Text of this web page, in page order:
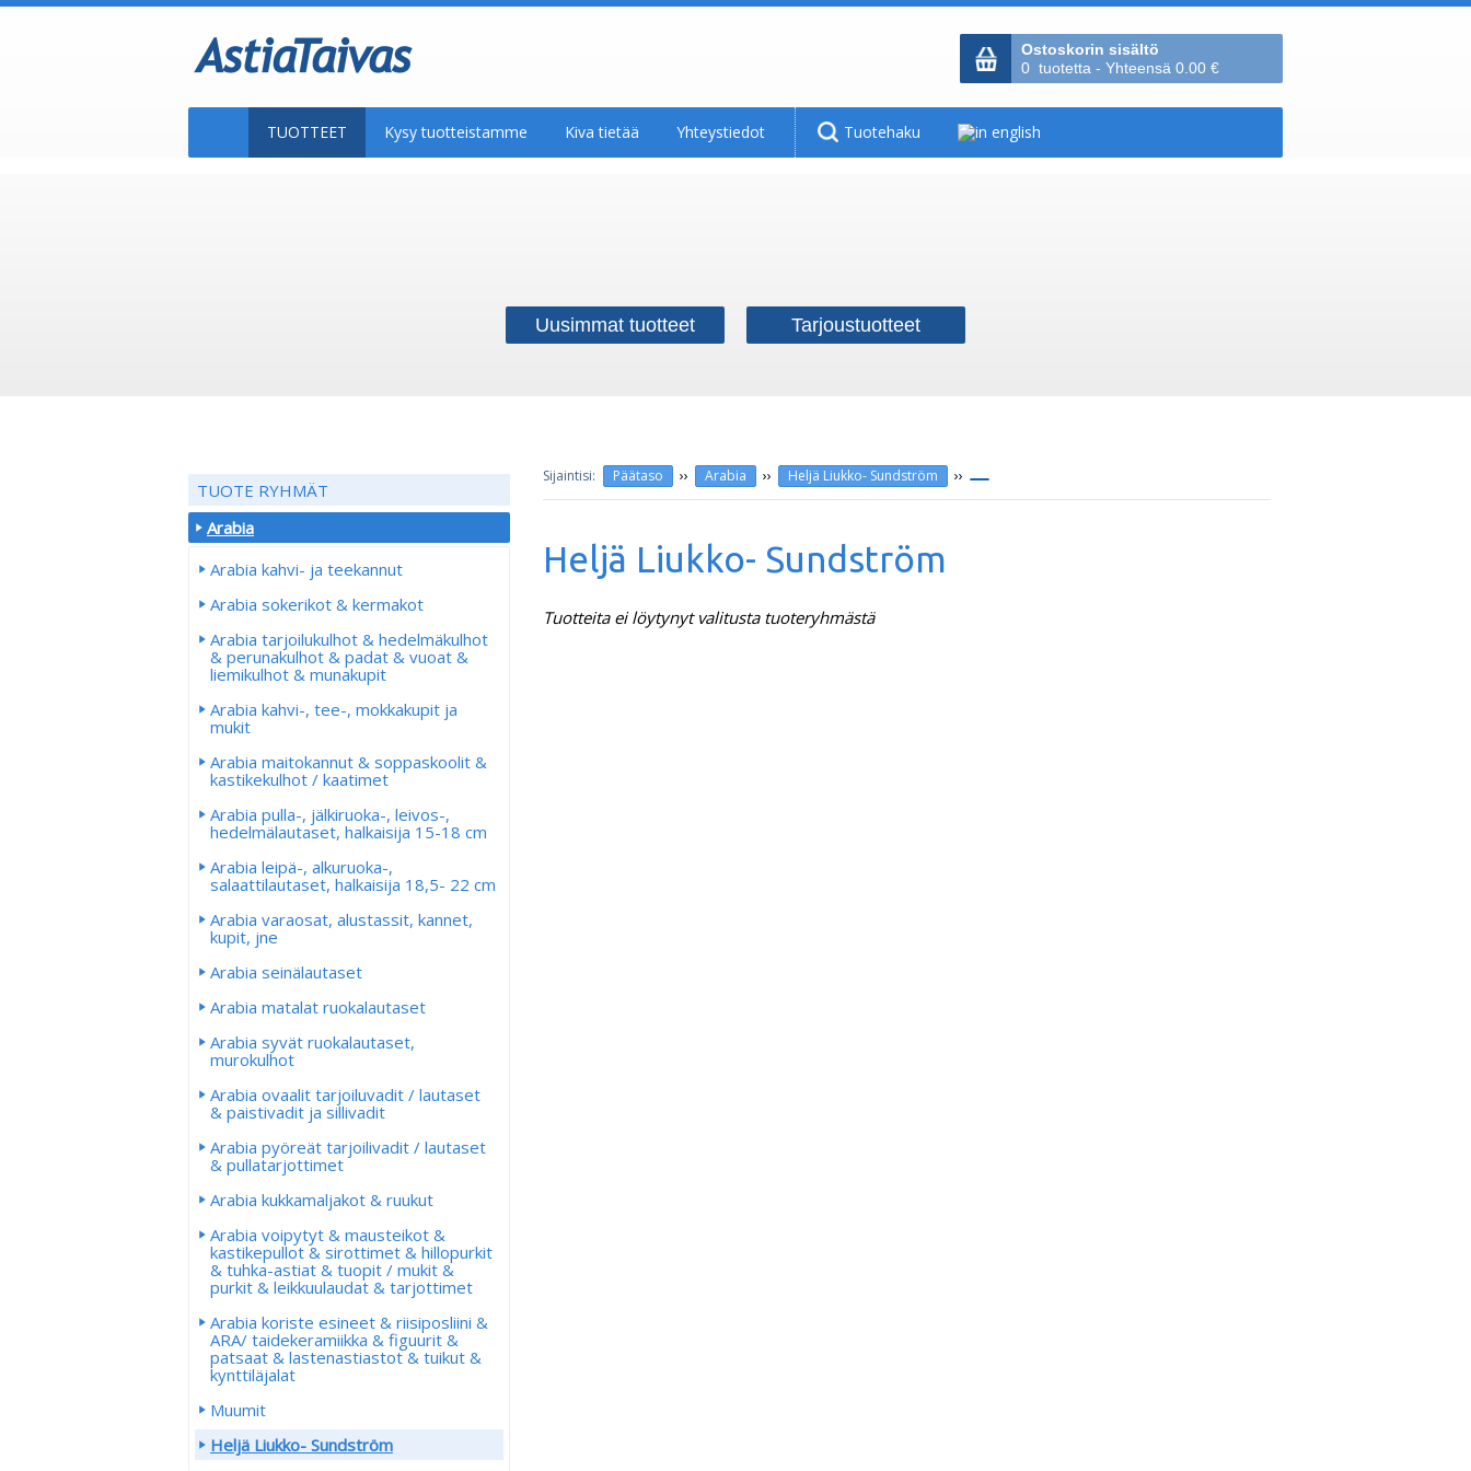
Ostoskorin sisältö
0 tuotetta - Yhteensä 0.00 €
TUOTTEET Kysy tuotteistamme Kiva tietää Yhteystiedot Tuotehaku
Uusimmat tuotteet Tarjoustuotteet
Päätaso ›› Arabia ›› Heljä Liukko- Sundström ››
Heljä Liukko- Sundström
Tuotteita ei löytynyt valitusta tuoteryhmästä
TUOTE RYHMÄT
Arabia
Arabia kahvi- ja teekannut
Arabia sokerikot & kermakot
Arabia tarjoilukulhot & hedelmäkulhot
& perunakulhot & padat & vuoat &
liemikulhot & munakupit
Arabia kahvi-, tee-, mokkakupit ja
mukit
Arabia maitokannut & soppaskoolit &
kastikekulhot / kaatimet
Arabia pulla-, jälkiruoka-, leivos-,
hedelmälautaset, halkaisija 15-18 cm
Arabia leipä-, alkuruoka-,
salaattilautaset, halkaisija 18,5- 22 cm
Arabia varaosat, alustassit, kannet,
kupit, jne
Arabia seinälautaset
Arabia matalat ruokalautaset
Arabia syvät ruokalautaset,
murokulhot
Arabia ovaalit tarjoiluvadit / lautaset
& paistivadit ja sillivadit
Arabia pyöreät tarjoilivadit / lautaset
& pullatarjottimet
Arabia kukkamaljakot & ruukut
Arabia voipytyt & mausteikot &
kastikepullot & sirottimet & hillopurkit
& tuhka-astiat & tuopit / mukit &
purkit & leikkuulaudat & tarjottimet
Arabia koriste esineet & riisiposliini &
ARA/ taidekeramiikka & figuurit &
patsaat & lastenastiastot & tuikut &
kynttiläjalat
Muumit
Heljä Liukko- Sundström